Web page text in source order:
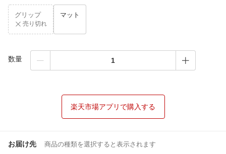
グリップ
売り切れ
マット
数量
楽天市場アプリで購入する
お届け先 商品の種類を選択すると表示されます